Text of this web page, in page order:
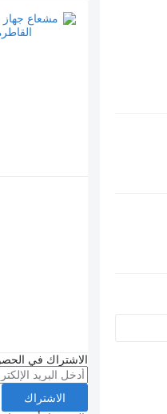
الاشتراك في
الاشتراك